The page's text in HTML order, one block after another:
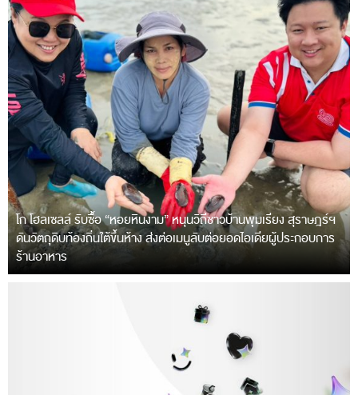
โก โฮลเซลล์ รับซื้อ “หอยหินงาม” หนุนวิถีชาวบ้านพุมเรียง สุราษฎร์ฯ
ดันวัตถุดิบท้องถิ่นใต้ขึ้นห้าง ส่งต่อเมนูลับต่อยอดไอเดียผู้ประกอบการ
ร้านอาหาร